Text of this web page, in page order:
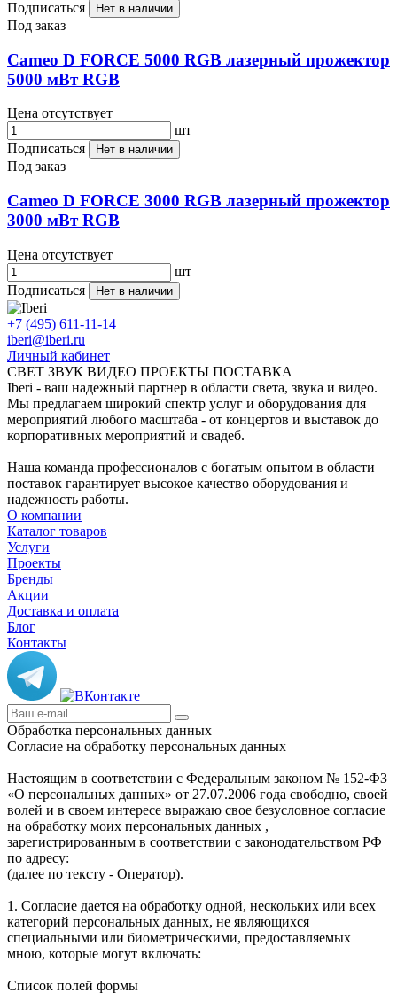
Подписаться Нет в наличии
Под заказ
Cameo D FORCE 5000 RGB лазерный прожектор
5000 мВт RGB
Цена отсутствует
шт
Подписаться
Нет в наличии
Под заказ
Cameo D FORCE 3000 RGB лазерный прожектор
3000 мВт RGB
Цена отсутствует
шт
Подписаться
Нет в наличии
+7 (495) 611-11-14
iberi@iberi.ru
Личный кабинет
СВЕТ ЗВУК ВИДЕО ПРОЕКТЫ ПОСТАВКА
Iberi - ваш надежный партнер в области света, звука и видео.
Мы предлагаем широкий спектр услуг и оборудования для
мероприятий любого масштаба - от концертов и выставок до
корпоративных мероприятий и свадеб.
Наша команда профессионалов с богатым опытом в области
поставок гарантирует высокое качество оборудования и
надежность работы.
О компании
Каталог товаров
Услуги
Проекты
Бренды
Акции
Доставка и оплата
Блог
Контакты
Обработка персональных данных
Согласие на обработку персональных данных
Настоящим в соответствии с Федеральным законом № 152-ФЗ
«О персональных данных» от 27.07.2006 года свободно, своей
волей и в своем интересе выражаю свое безусловное согласие
на обработку моих персональных данных ,
зарегистрированным в соответствии с законодательством РФ
по адресу:
(далее по тексту - Оператор).
1. Согласие дается на обработку одной, нескольких или всех
категорий персональных данных, не являющихся
специальными или биометрическими, предоставляемых
мною, которые могут включать:
Список полей формы